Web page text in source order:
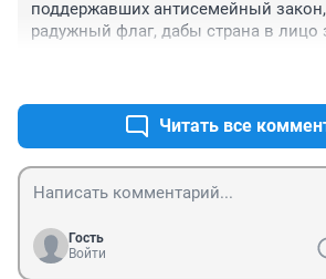
поддержавших антисемейный
радужный флаг, дабы страна в лицо
Читать все
Гость
Войти